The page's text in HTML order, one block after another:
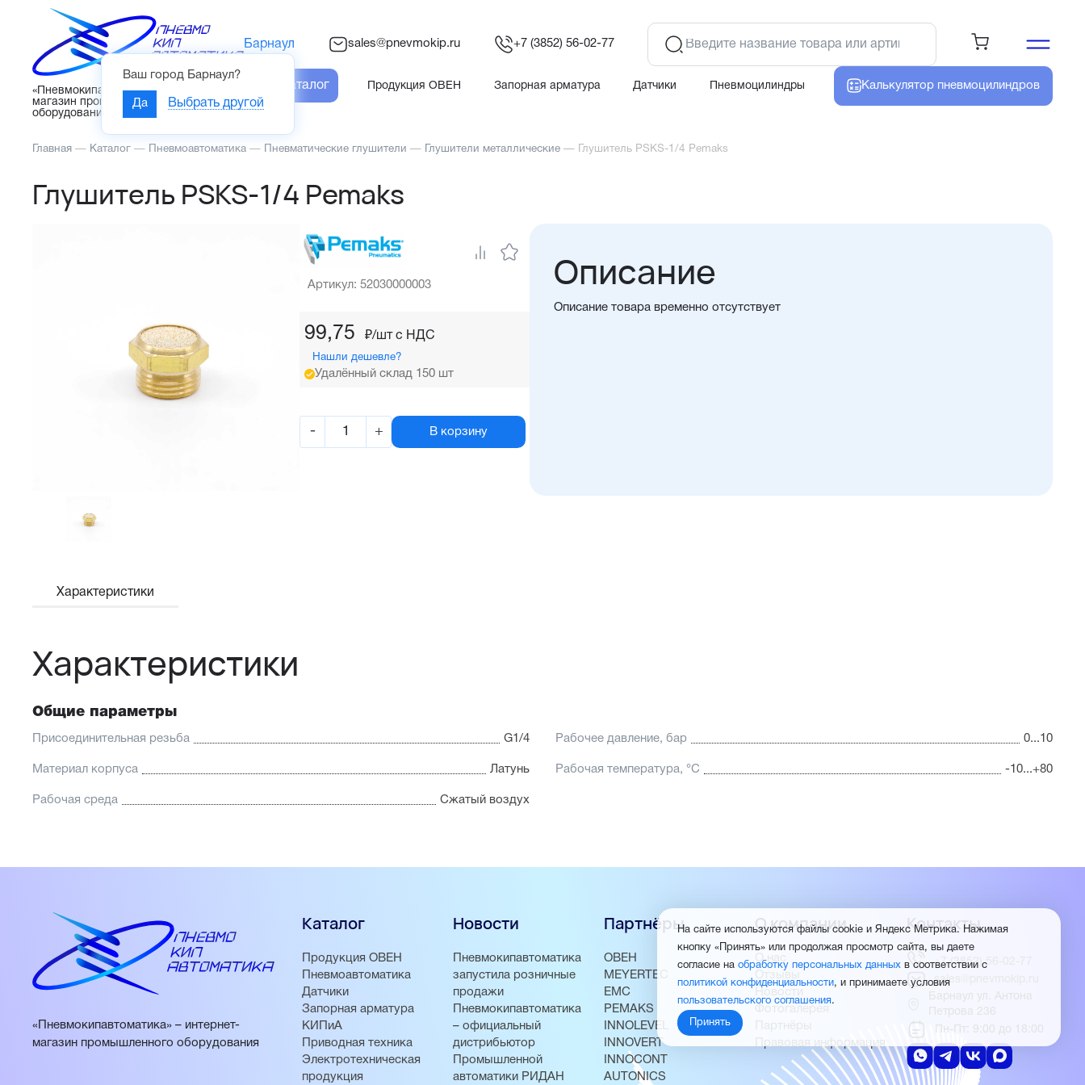
«Пневмокипавтоматика» – интернет-
магазин промышленного
оборудования
Барнаул
Ваш город Барнаул?
Да Выбрать другой
sales@pnevmokip.ru +7 (3852) 56-02-77
Каталог Продукция ОВЕН Запорная арматура Датчики Пневмоцилиндры Калькулятор пневмоцилиндров
Главная — Каталог — Пневмоавтоматика — Пневматические глушители — Глушители металлические — Глушитель PSKS-1/4 Pemaks
Глушитель PSKS-1/4 Pemaks
Артикул: 52030000003
99,75 ₽/шт c НДС
Нашли дешевле?
Удалённый склад 150 шт
- + В корзину
Описание
Описание товара временно отсутствует
Характеристики
Характеристики
Общие параметры
Присоединительная резьба G1/4 Рабочее давление, бар 0...10
Материал корпуса Латунь Рабочая температура, °С -10...+80
Рабочая среда Сжатый воздух
«Пневмокипавтоматика» – интернет-
магазин промышленного оборудования
Каталог
Продукция ОВЕН
Пневмоавтоматика
Датчики
Запорная арматура
КИПиА
Приводная техника
Электротехническая
продукция
Новости
Пневмокипавтоматика
запустила розничные
продажи
Пневмокипавтоматика
– официальный
дистрибьютор
Промышленной
автоматики РИДАН
Партнёры
ОВЕН
MEYERTEC
EMC
PEMAKS
INNOLEVEL
INNOVERT
INNOCONT
AUTONICS
О компании
О нас
Отзывы
Новости
Фотогалерея
Партнёры
Правовая информация
Контакты
+7 (3852) 56-02-77
sales@pnevmokip.ru
Барнаул ул. Антона
Петрова 236
Пн-Пт: 9:00 до 18:00
На сайте используются файлы cookie и Яндекс Метрика. Нажимая
кнопку «Принять» или продолжая просмотр сайта, вы даете
согласие на обработку персональных данных в соответствии с
политикой конфиденциальности, и принимаете условия
пользовательского соглашения .
Принять